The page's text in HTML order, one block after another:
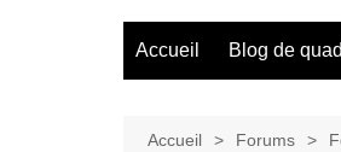
Accueil Blog de quad
Accueil Forums